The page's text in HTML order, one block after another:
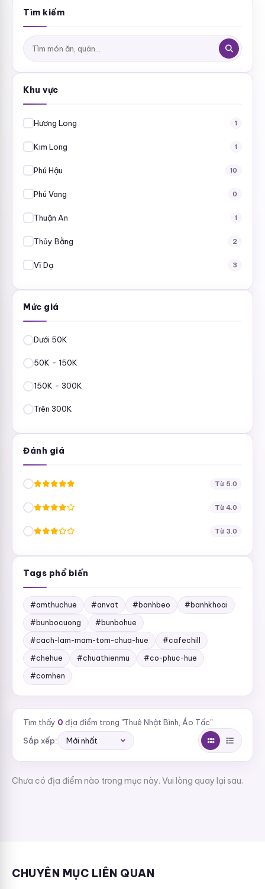
Tìm kiếm
Tìm
Khu vực
Hương Long 1
Kim Long 1
Phú Hậu 10
Phú Vang 0
Thuận An 1
Thủy Bằng 2
Vĩ Dạ 3
Mức giá
Dưới 50K
50K - 150K
150K - 300K
Trên 300K
Đánh giá
Từ 5.0
Từ 4.0
Từ 3.0
Tags phổ biến
#amthuchue #anvat #banhbeo
#banhkhoai
#bunbocuong
#bunbohue
#cach-lam-mam-tom-chua-hue
#cafechill
#chehue
#chuathienmu
#co-phuc-hue
#comhen
Tìm thấy 0 địa điểm trong "Thuê Nhật Bình, Áo Tấc"
Sắp xếp:
Chưa có địa điểm nào trong mục này. Vui lòng quay lại sau.
CHUYÊN MỤC LIÊN QUAN